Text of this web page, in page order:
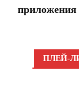
приложения
ПЛЕЙ-